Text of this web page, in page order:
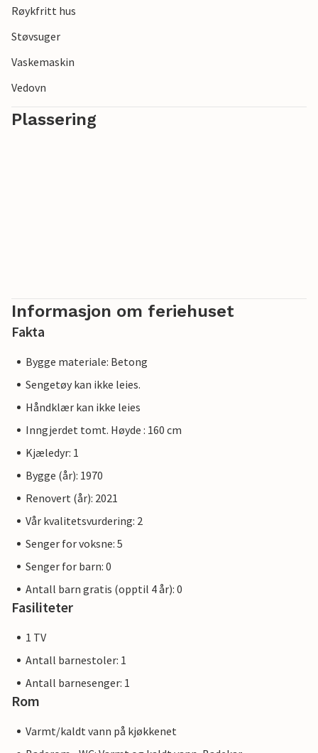
Røykfritt hus
Støvsuger
Vaskemaskin
Vedovn
Plassering
Informasjon om feriehuset
Fakta
Bygge materiale: Betong
Sengetøy kan ikke leies.
Håndklær kan ikke leies
Inngjerdet tomt. Høyde : 160 cm
Kjæledyr: 1
Bygge (år): 1970
Renovert (år): 2021
Vår kvalitetsvurdering: 2
Senger for voksne: 5
Senger for barn: 0
Antall barn gratis (opptil 4 år): 0
Fasiliteter
1 TV
Antall barnestoler: 1
Antall barnesenger: 1
Rom
Varmt/kaldt vann på kjøkkenet